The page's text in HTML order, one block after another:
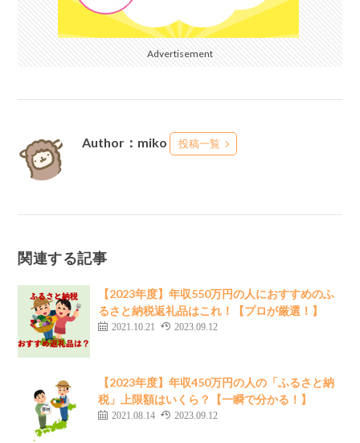
Advertisement
Author：miko 投稿一覧
関連する記事
【2023年度】年収550万円の人におすすめのふ
るさと納税返礼品はこれ！【プロが厳選！】
2021.10.21 2023.09.12
【2023年度】年収450万円の人の「ふるさと納
税」上限額はいくら？【一瞬で分かる！】
2021.08.14 2023.09.12